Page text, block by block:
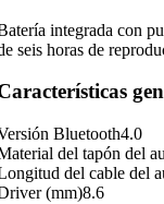
integrada con
seis horas de
Bluetooth4.0
del tapón del
del cable del
(mm)8.6